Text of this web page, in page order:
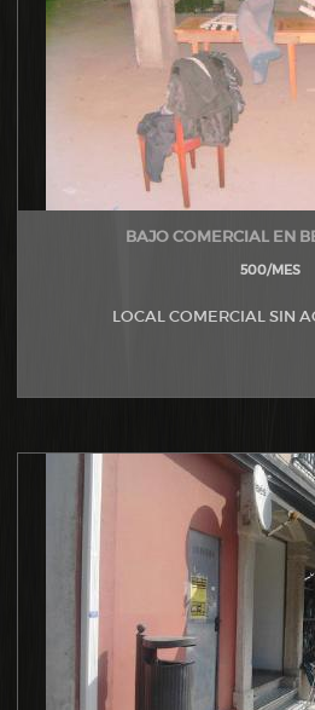
BAJO COMERCIAL EN
500/MES
LOCAL COMERCIAL SIN